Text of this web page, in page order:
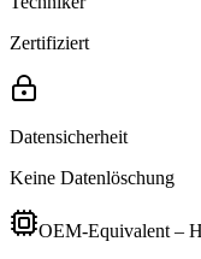
Zertifiziert
Datensicherheit
Keine Datenlöschung
OEM-Equivalent –